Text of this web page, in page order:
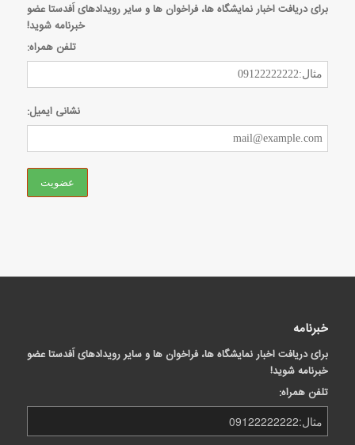
برای دریافت اخبار نمایشگاه ها، فراخوان ها و سایر رویدادهای اَفدستا عضو
خبرنامه شوید!
تلفن همراه:
نشانی ایمیل:
خبرنامه
برای دریافت اخبار نمایشگاه ها، فراخوان ها و سایر رویدادهای اَفدستا عضو
خبرنامه شوید!
تلفن همراه: